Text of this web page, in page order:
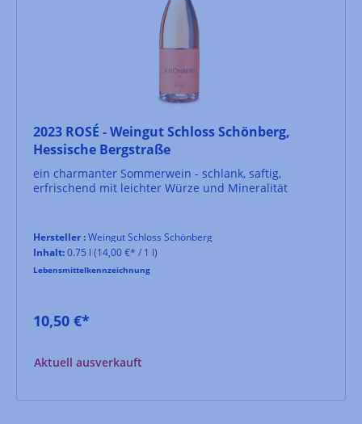
2023 ROSÉ - Weingut Schloss Schönberg,
Hessische Bergstraße
ein charmanter Sommerwein - schlank, saftig,
erfrischend mit leichter Würze und Mineralität
Hersteller :Weingut Schloss Schönberg
Inhalt:0.75 l (14,00 €* / 1 l)
Lebensmittelkennzeichnung
10,50 €*
Aktuell ausverkauft